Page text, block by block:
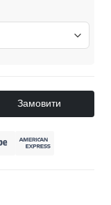
Замовити